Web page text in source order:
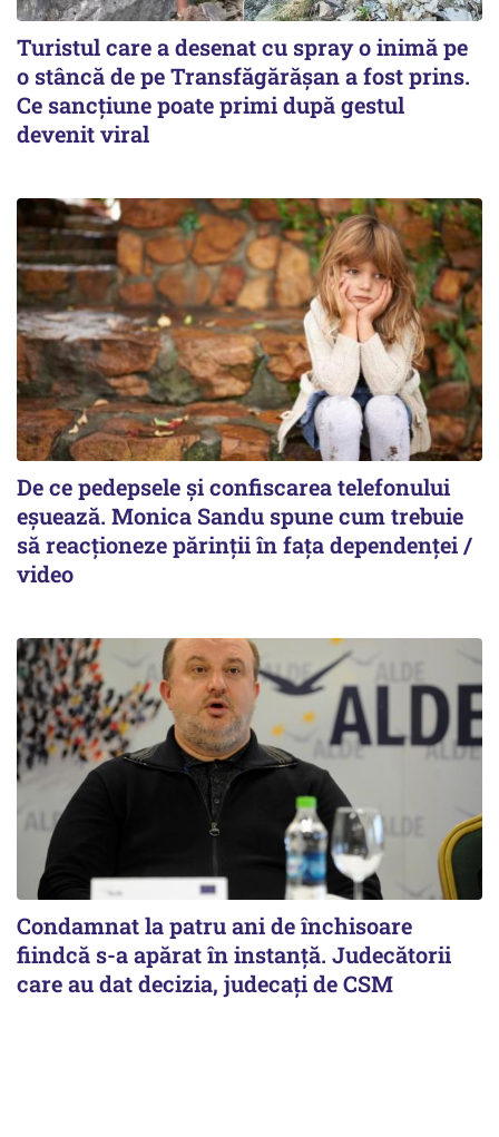
Turistul care a desenat cu spray o inimă pe
o stâncă de pe Transfăgărășan a fost prins.
Ce sancțiune poate primi după gestul
devenit viral
De ce pedepsele și confiscarea telefonului
eșuează. Monica Sandu spune cum trebuie
să reacționeze părinții în fața dependenței /
video
Condamnat la patru ani de închisoare
fiindcă s-a apărat în instanță. Judecătorii
care au dat decizia, judecați de CSM